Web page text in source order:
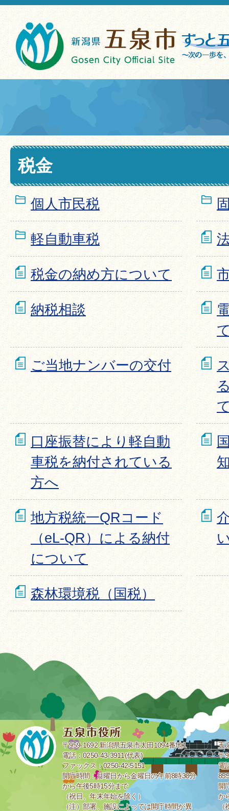
税金
個人市民税
軽自動車税
税金の納め方について
納税相談
ご当地ナンバーの交付
口座振替により軽自動
車税を納付されている
方へ
地方税統一QRコード
（eL-QR）による納付
について
森林環境税（国税）
〒959-1692 新潟県五泉市太田1094番地1
電話：0250-43-3911(代表)
ファックス：0250-42-5151
開庁時間：月曜日から金曜日の午前8時30分
から午後5時15分まで
（祝日、年末年始を除く）
（注）部署、施設によっては開庁時間が異
五
〒
電
開
か